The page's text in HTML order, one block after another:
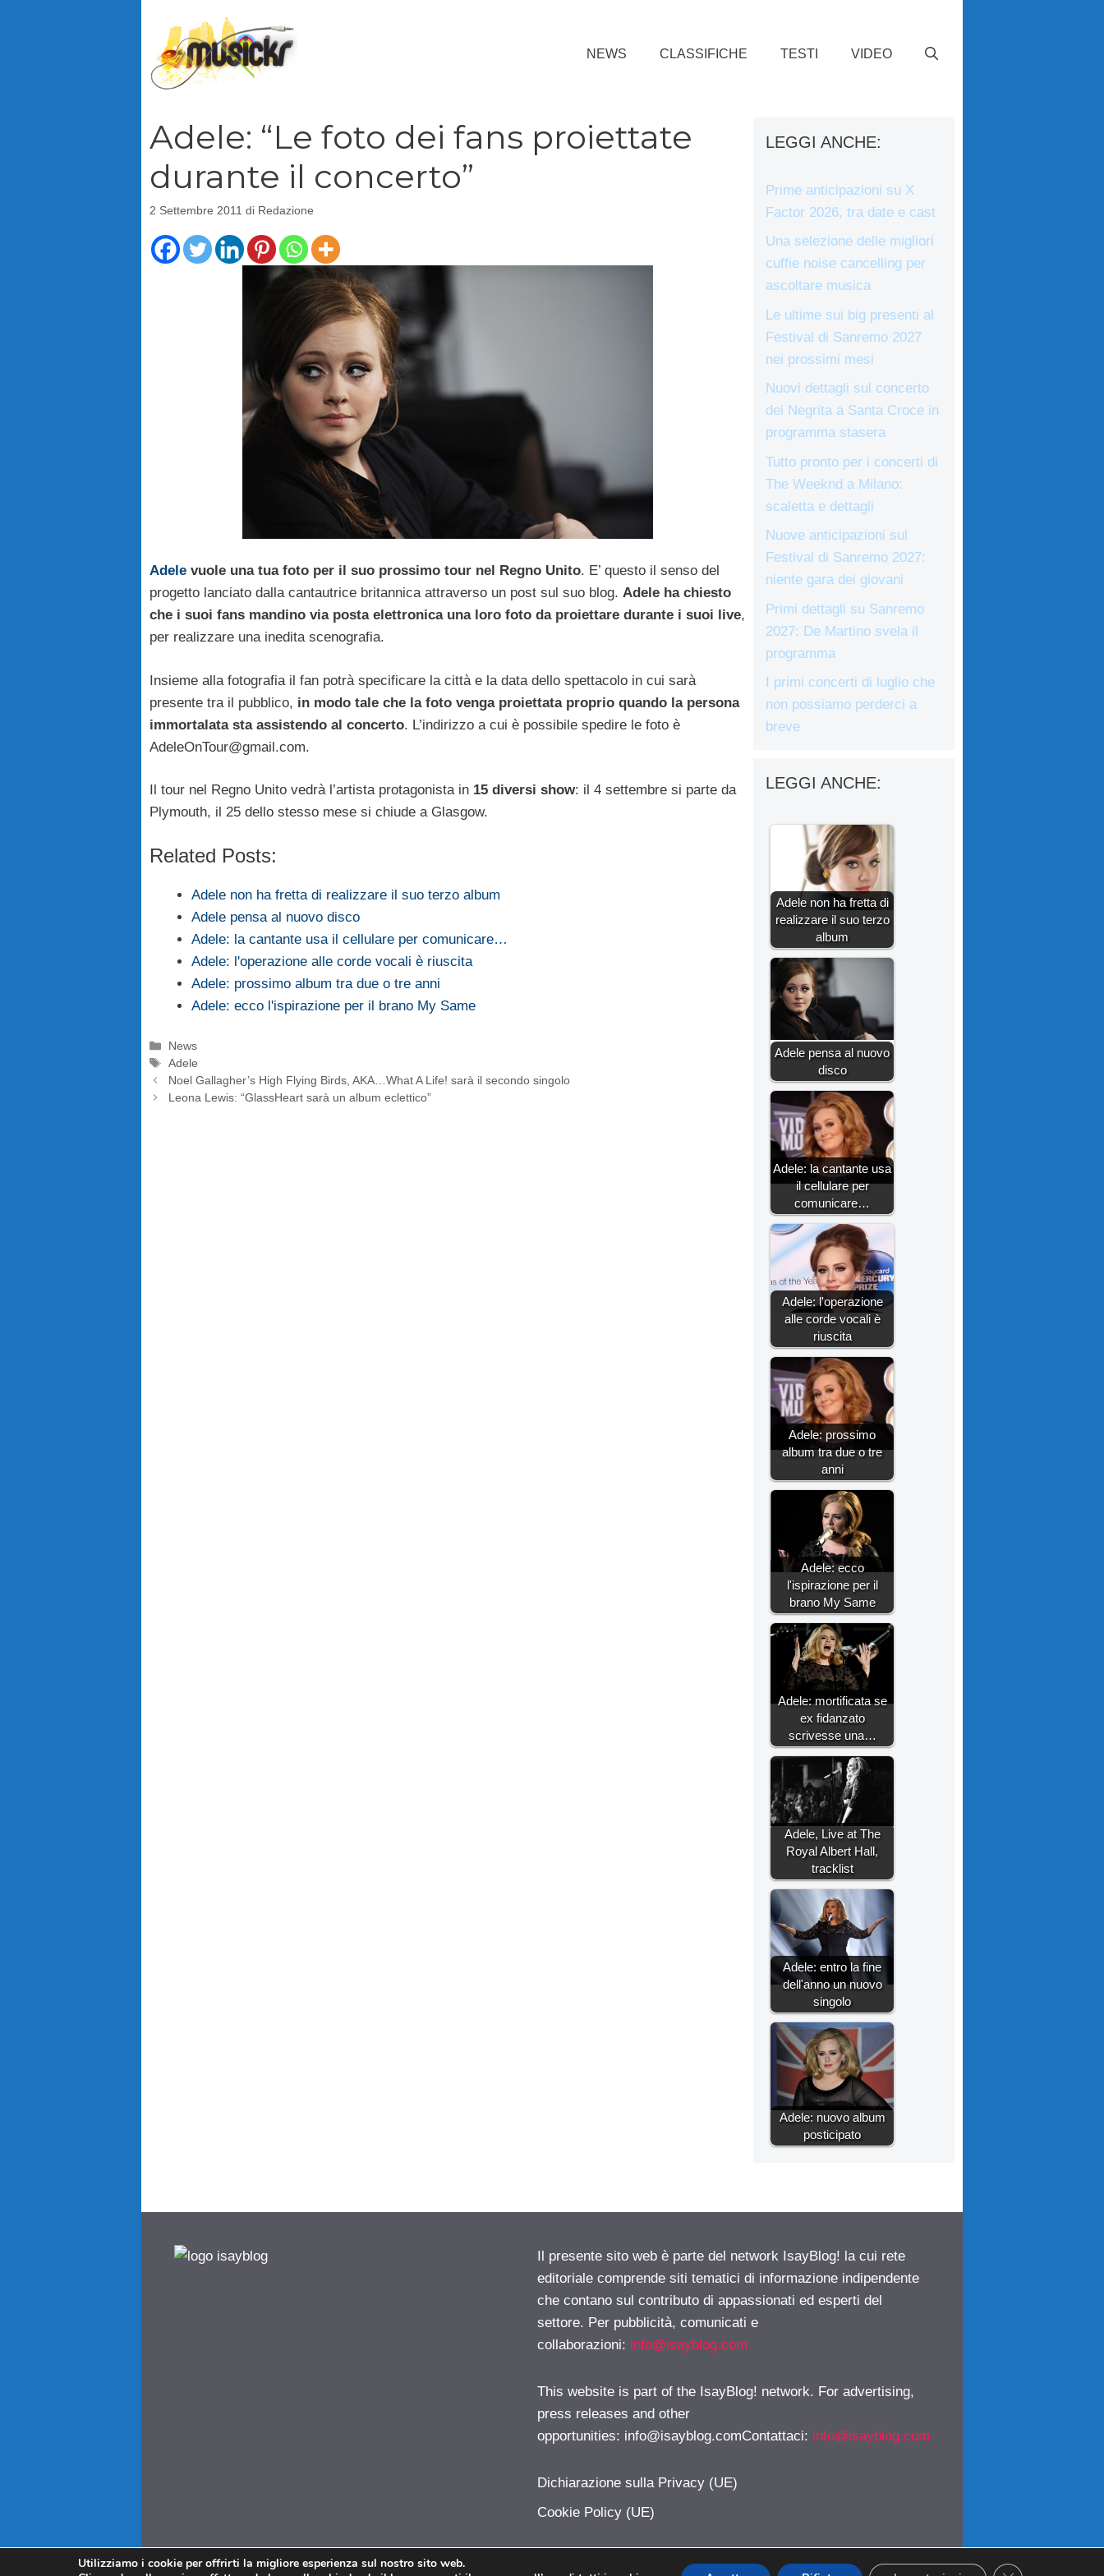
NEWS CLASSIFICHE TESTI VIDEO
Adele: “Le foto dei fans proiettate
durante il concerto”
2 Settembre 2011 di Redazione
Adele vuole una tua foto per il suo prossimo tour nel Regno Unito. E’ questo il senso del
progetto lanciato dalla cantautrice britannica attraverso un post sul suo blog. Adele ha chiesto
che i suoi fans mandino via posta elettronica una loro foto da proiettare durante i suoi live,
per realizzare una inedita scenografia.
Insieme alla fotografia il fan potrà specificare la città e la data dello spettacolo in cui sarà
presente tra il pubblico, in modo tale che la foto venga proiettata proprio quando la persona
immortalata sta assistendo al concerto. L’indirizzo a cui è possibile spedire le foto è
AdeleOnTour@gmail.com.
Il tour nel Regno Unito vedrà l’artista protagonista in 15 diversi show: il 4 settembre si parte da
Plymouth, il 25 dello stesso mese si chiude a Glasgow.
Related Posts:
Adele non ha fretta di realizzare il suo terzo album
Adele pensa al nuovo disco
Adele: la cantante usa il cellulare per comunicare…
Adele: l'operazione alle corde vocali è riuscita
Adele: prossimo album tra due o tre anni
Adele: ecco l'ispirazione per il brano My Same
Categorie
News
Tag
Adele
Noel Gallagher’s High Flying Birds, AKA…What A Life! sarà il secondo singolo
Leona Lewis: “GlassHeart sarà un album eclettico”
LEGGI ANCHE:
Prime anticipazioni su X
Factor 2026, tra date e cast
Una selezione delle migliori
cuffie noise cancelling per
ascoltare musica
Le ultime sui big presenti al
Festival di Sanremo 2027
nei prossimi mesi
Nuovi dettagli sul concerto
dei Negrita a Santa Croce in
programma stasera
Tutto pronto per i concerti di
The Weeknd a Milano:
scaletta e dettagli
Nuove anticipazioni sul
Festival di Sanremo 2027:
niente gara dei giovani
Primi dettagli su Sanremo
2027: De Martino svela il
programma
I primi concerti di luglio che
non possiamo perderci a
breve
LEGGI ANCHE:
Adele non ha fretta di
realizzare il suo terzo
album
Adele pensa al nuovo
disco
Adele: la cantante usa
il cellulare per
comunicare…
Adele: l'operazione
alle corde vocali è
riuscita
Adele: prossimo
album tra due o tre
anni
Adele: ecco
l'ispirazione per il
brano My Same
Adele: mortificata se
ex fidanzato
scrivesse una…
Adele, Live at The
Royal Albert Hall,
tracklist
Adele: entro la fine
dell'anno un nuovo
singolo
Adele: nuovo album
posticipato
Il presente sito web è parte del network IsayBlog! la cui rete
editoriale comprende siti tematici di informazione indipendente
che contano sul contributo di appassionati ed esperti del
settore. Per pubblicità, comunicati e
collaborazioni: info@isayblog.com
This website is part of the IsayBlog! network. For advertising,
press releases and other
opportunities: info@isayblog.comContattaci: info@isayblog.com
Dichiarazione sulla Privacy (UE)
Cookie Policy (UE)
Utilizziamo i cookie per offrirti la migliore esperienza sul nostro sito web.